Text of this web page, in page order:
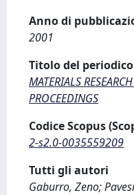
Anno di
2001
Titolo del
MATERIALS
PROCEEDINGS
Codice Scopus
2-s2.0-0035559209
Tutti gli autori
Gaburro, Zeno;